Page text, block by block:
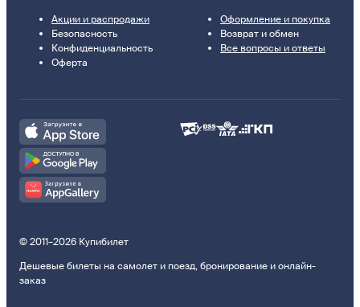
Акции и распродажи
Безопасность
Конфиденциальность
Оферта
Оформление и покупка
Возврат и обмен
Все вопросы и ответы
© 2011–2026 Купибилет
Дешевые билеты на самолет и поезд, бронирование и онлайн-
заказ